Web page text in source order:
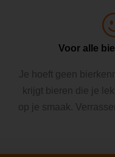
Voor alle
Je hoeft geen
krijgt bieren die je
op je smaak.